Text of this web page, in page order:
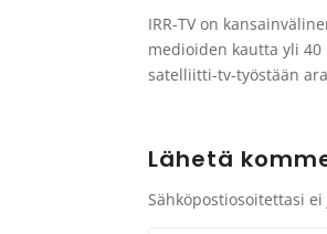
IRR-TV on
medioiden kautta yli
satelliitti-tv-työstään
Lähetä
Sähköpostiosoitettasi